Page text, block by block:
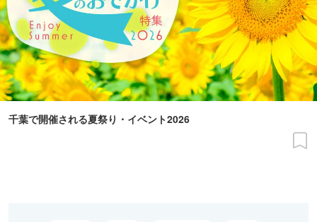
千葉で開催される夏祭り・イベント2026